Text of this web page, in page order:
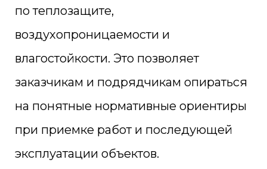
по теплозащите,
воздухопроницаемости и
влагостойкости. Это позволяет
заказчикам и подрядчикам опираться
на понятные нормативные ориентиры
при приемке работ и последующей
эксплуатации объектов.